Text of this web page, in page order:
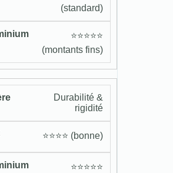
(standard)
⭐️⭐️⭐️⭐️⭐️
(montants fins)
Durabilité &
rigidité
⭐️⭐️⭐️⭐️ (bonne)
⭐️⭐️⭐️⭐️⭐️